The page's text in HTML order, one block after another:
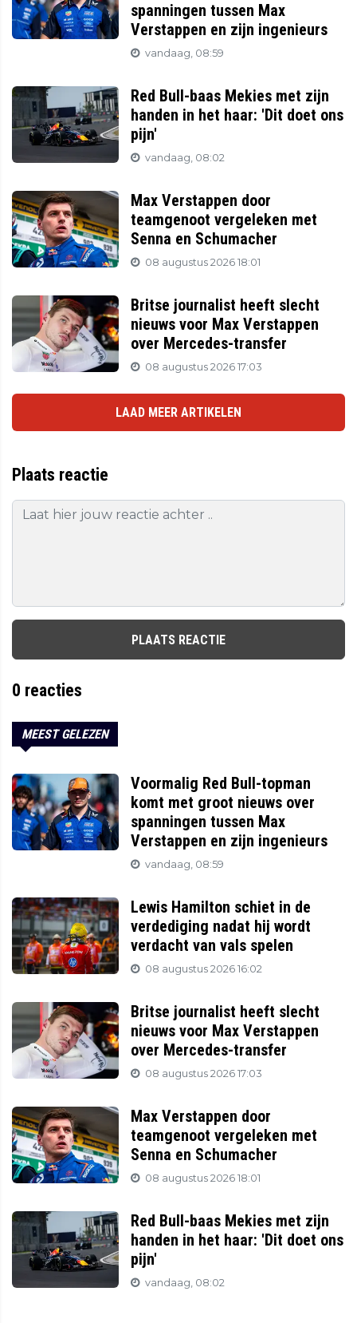
spanningen tussen Max
Verstappen en zijn ingenieurs
vandaag, 08:59
Red Bull-baas Mekies met zijn
handen in het haar: 'Dit doet ons
pijn'
vandaag, 08:02
Max Verstappen door
teamgenoot vergeleken met
Senna en Schumacher
08 augustus 2026 18:01
Britse journalist heeft slecht
nieuws voor Max Verstappen
over Mercedes-transfer
08 augustus 2026 17:03
LAAD MEER ARTIKELEN
Plaats reactie
PLAATS REACTIE
0 reacties
MEEST GELEZEN
Voormalig Red Bull-topman
komt met groot nieuws over
spanningen tussen Max
Verstappen en zijn ingenieurs
vandaag, 08:59
Lewis Hamilton schiet in de
verdediging nadat hij wordt
verdacht van vals spelen
08 augustus 2026 16:02
Britse journalist heeft slecht
nieuws voor Max Verstappen
over Mercedes-transfer
08 augustus 2026 17:03
Max Verstappen door
teamgenoot vergeleken met
Senna en Schumacher
08 augustus 2026 18:01
Red Bull-baas Mekies met zijn
handen in het haar: 'Dit doet ons
pijn'
vandaag, 08:02